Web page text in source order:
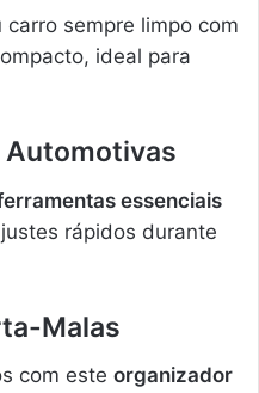
sempre limpo com
ideal para
essenciais
rápidos durante
Malas
com este organizador